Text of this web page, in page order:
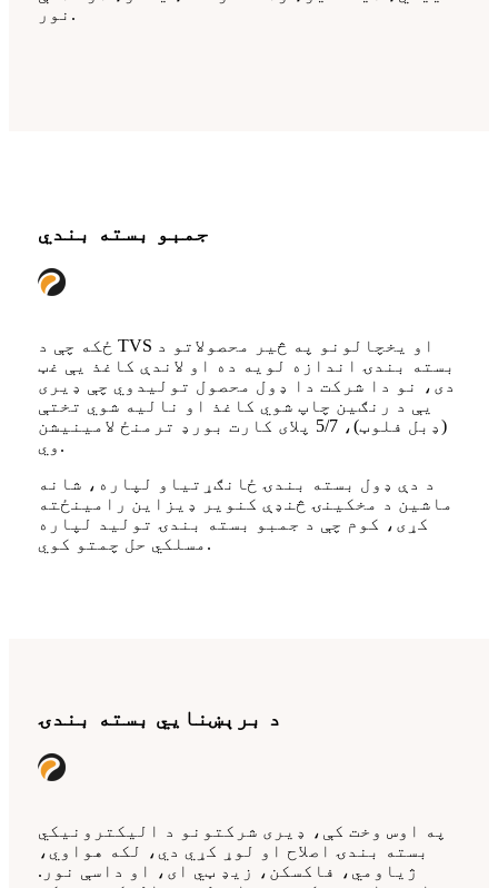
نور.
جمبو بسته بندي
ځکه چې د TVS او یخچالونو په څیر محصولاتو د
بسته بندۍ اندازه لویه ده او لاندې کاغذ یې غټ
دی، نو دا شرکت دا ډول محصول تولیدوي چې ډیری
یې د رنګین چاپ شوي کاغذ او نالیه شوي تختې
(ډبل فلوټ)، 5/7 پلای کارت بورډ ترمنځ لامینیشن
وي.
د دې ډول بسته بندۍ ځانګړتیاو لپاره، شانه
ماشین د مخکینۍ څنډې کنویر ډیزاین رامینځته
کړی، کوم چې د جمبو بسته بندۍ تولید لپاره
مسلکي حل چمتو کوي.
د برېښنايي بسته بندۍ
په اوس وخت کې، ډیری شرکتونو د الیکترونیکي
بسته بندۍ اصلاح او لوړ کړي دي، لکه هواوي،
ژیاومي، فاکسکن، زیډ ټي ای، او داسې نور.